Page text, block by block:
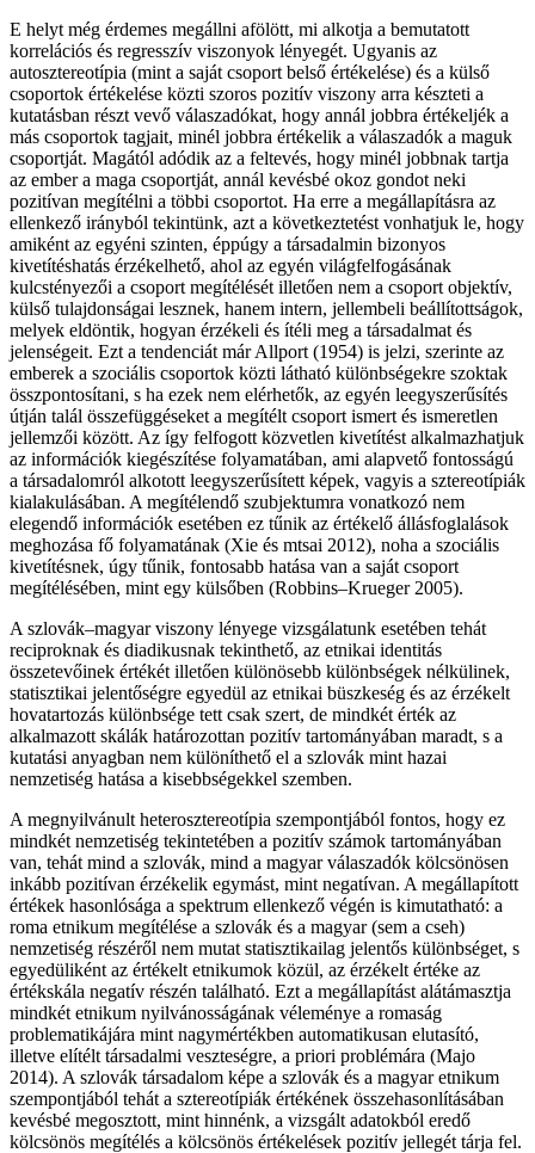
E helyt még érdemes megállni afölött, mi alkotja a bemutatott
korrelációs és regresszív viszonyok lényegét. Ugyanis az
autosztereotípia (mint a saját csoport belső értékelése) és a külső
csoportok értékelése közti szoros pozitív viszony arra készteti a
kutatásban részt vevő válaszadókat, hogy annál jobbra értékeljék a
más csoportok tagjait, minél jobbra értékelik a válaszadók a maguk
csoportját. Magától adódik az a feltevés, hogy minél jobbnak tartja
az ember a maga csoportját, annál kevésbé okoz gondot neki
pozitívan megítélni a többi csoportot. Ha erre a megállapításra az
ellenkező irányból tekintünk, azt a következtetést vonhatjuk le, hogy
amiként az egyéni szinten, éppúgy a társadalmin bizonyos
kivetítéshatás érzékelhető, ahol az egyén világfelfogásának
kulcstényezői a csoport megítélését illetően nem a csoport objektív,
külső tulajdonságai lesznek, hanem intern, jellembeli beállítottságok,
melyek eldöntik, hogyan érzékeli és ítéli meg a társadalmat és
jelenségeit. Ezt a tendenciát már Allport (1954) is jelzi, szerinte az
emberek a szociális csoportok közti látható különbségekre szoktak
összpontosítani, s ha ezek nem elérhetők, az egyén leegyszerűsítés
útján talál összefüggéseket a megítélt csoport ismert és ismeretlen
jellemzői között. Az így felfogott közvetlen kivetítést alkalmazhatjuk
az információk kiegészítése folyamatában, ami alapvető fontosságú
a társadalomról alkotott leegyszerűsített képek, vagyis a sztereotípiák
kialakulásában. A megítélendő szubjektumra vonatkozó nem
elegendő információk esetében ez tűnik az értékelő állásfoglalások
meghozása fő folyamatának (Xie és mtsai 2012), noha a szociális
kivetítésnek, úgy tűnik, fontosabb hatása van a saját csoport
megítélésében, mint egy külsőben (Robbins–Krueger 2005).
A szlovák–magyar viszony lényege vizsgálatunk esetében tehát
reciproknak és diadikusnak tekinthető, az etnikai identitás
összetevőinek értékét illetően különösebb különbségek nélkülinek,
statisztikai jelentőségre egyedül az etnikai büszkeség és az érzékelt
hovatartozás különbsége tett csak szert, de mindkét érték az
alkalmazott skálák határozottan pozitív tartományában maradt, s a
kutatási anyagban nem különíthető el a szlovák mint hazai
nemzetiség hatása a kisebbségekkel szemben.
A megnyilvánult heterosztereotípia szempontjából fontos, hogy ez
mindkét nemzetiség tekintetében a pozitív számok tartományában
van, tehát mind a szlovák, mind a magyar válaszadók kölcsönösen
inkább pozitívan érzékelik egymást, mint negatívan. A megállapított
értékek hasonlósága a spektrum ellenkező végén is kimutatható: a
roma etnikum megítélése a szlovák és a magyar (sem a cseh)
nemzetiség részéről nem mutat statisztikailag jelentős különbséget, s
egyedüliként az értékelt etnikumok közül, az érzékelt értéke az
értékskála negatív részén található. Ezt a megállapítást alátámasztja
mindkét etnikum nyilvánosságának véleménye a romaság
problematikájára mint nagymértékben automatikusan elutasító,
illetve elítélt társadalmi veszteségre, a priori problémára (Majo
2014). A szlovák társadalom képe a szlovák és a magyar etnikum
szempontjából tehát a sztereotípiák értékének összehasonlításában
kevésbé megosztott, mint hinnénk, a vizsgált adatokból eredő
kölcsönös megítélés a kölcsönös értékelések pozitív jellegét tárja fel.